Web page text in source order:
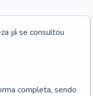
já se consultou
completa, sendo